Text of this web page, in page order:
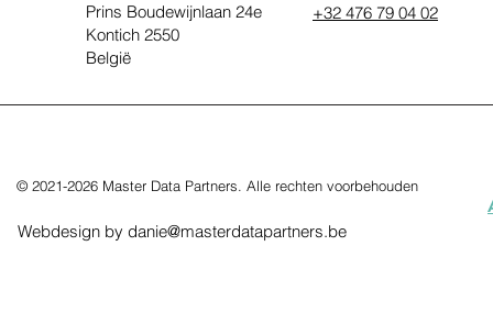
Prins Boudewijnlaan 24e
Kontich 2550
België
+32 476 79 04 02
© 2021-2026 Master Data Partners. Alle rechten voorbehouden
Webdesign by danie@masterdatapartners.be